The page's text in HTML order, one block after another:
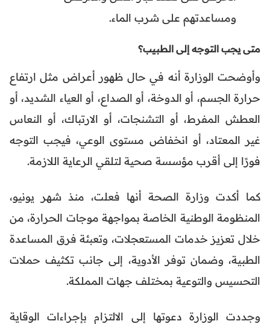
ومساعدتهم على شرب الماء.
متى يجب التوجه إلى الطبيب؟
وأوضحت الوزارة أنه في حال ظهور أعراض مثل ارتفاع
حرارة الجسم، أو الدوخة، أو الصداع، أو العياء الشديد، أو
العطش المفرط، أو التشنجات، أو الارتباك، أو النعاس
غير المعتاد، أو انخفاض مستوى الوعي، فيجب التوجه
فورًا إلى أقرب مؤسسة صحية لتلقي الرعاية اللازمة.
كما أكدت وزارة الصحة أنها فعلت، منذ شهر يونيو،
المنظومة الوطنية الخاصة بمواجهة موجات الحرارة، من
خلال تعزيز خدمات المستعجلات، وتعبئة فرق المساعدة
الطبية، وضمان توفر الأدوية، إلى جانب تكثيف حملات
التحسيس والتوعية بمختلف جهات المملكة.
وجددت الوزارة دعوتها إلى الالتزام بإجراءات الوقاية